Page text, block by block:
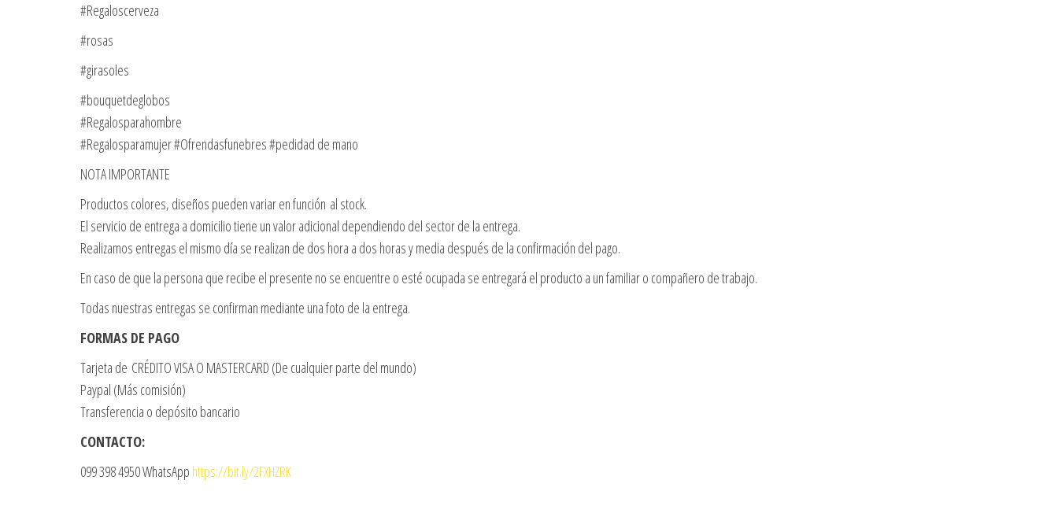
#Regaloscerveza
#rosas
#girasoles
#bouquetdeglobos
#Regalosparahombre
#Regalosparamujer #Ofrendasfunebres #pedidad de mano
NOTA IMPORTANTE
Productos colores, diseños pueden variar en función al stock.
El servicio de entrega a domicilio tiene un valor adicional dependiendo del sector de la entrega.
Realizamos entregas el mismo día se realizan de dos hora a dos horas y media después de la confirmación del pago.
En caso de que la persona que recibe el presente no se encuentre o esté ocupada se entregará el producto a un familiar o compañero de trabajo.
Todas nuestras entregas se confirman mediante una foto de la entrega.
FORMAS DE PAGO
Tarjeta de CRÉDITO VISA O MASTERCARD (De cualquier parte del mundo)
Paypal (Más comisión)
Transferencia o depósito bancario
CONTACTO:
099 398 4950 WhatsApp https://bit.ly/2FXHZRK